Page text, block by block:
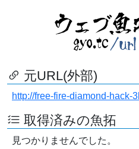
元URL(外部)
http://free-fire-diamond-hack-
取得済みの魚拓
見つかりませんでした。